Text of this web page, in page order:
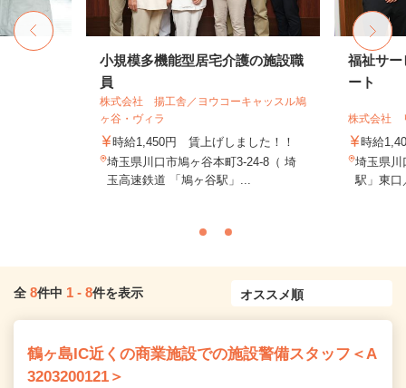
小規模多機能型居宅介護の施設職
員
株式会社 揚工舎／ヨウコーキャッスル鳩
ヶ谷・ヴィラ
時給1,450円 賃上げしました！！
埼玉県川口市鳩ヶ谷本町3-24-8（ 埼
玉高速鉄道 「鳩ヶ谷駅」...
福祉サー
ート
株式会社
時給
埼玉県川
駅」東口
全 8件中 1 - 8件を表示
鶴ヶ島IC近くの商業施設での施設警備スタッフ＜A
3203200121＞